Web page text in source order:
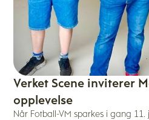
Verket Scene inviterer
opplevelse
Når Fotball-VM sparkes i gang 11.